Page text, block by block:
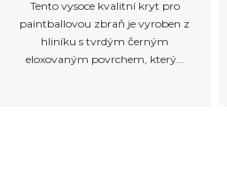
Tento vysoce kvalitní kryt pro
paintballovou zbraň je vyroben z
hliníku s tvrdým černým
eloxovaným povrchem, který...